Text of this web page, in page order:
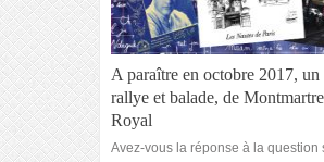
A paraître en octobre 2017, un
rallye et balade, de
Royal
Avez-vous la réponse à la question